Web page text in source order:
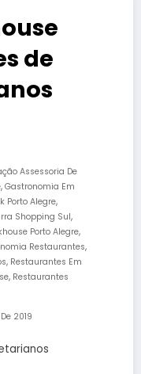
de
Assessoria De
, Gastronomia Em
Porto Alegre,
Shopping Sul,
Porto Alegre,
Restaurantes,
, Restaurantes Em
, Restaurantes
2019